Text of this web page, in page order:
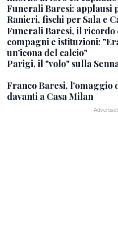
Funerali Baresi: applausi
Ranieri, fischi per Sala e
Funerali Baresi, il ricordo
compagni e istituzioni:
un'icona del calcio"
Parigi, il "volo" sulla
Franco Baresi, l'omaggio
davanti a Casa Milan